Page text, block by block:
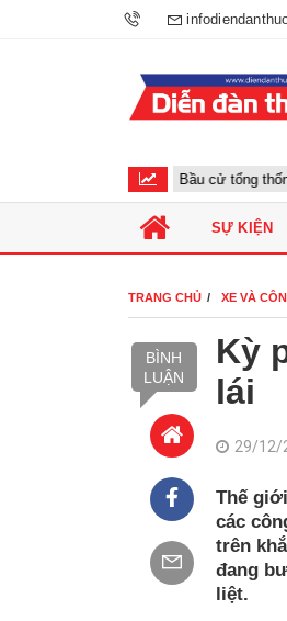
Bầu cử tổng thống
SỰ KIỆN
TRANG CHỦ XE VÀ
BÌNH
LUẬN
Kỳ
lái
29/12/
Thế
các
trên
đang
liệt.